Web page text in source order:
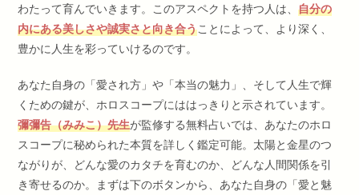
わたって育んでいきます。このアスペクトを持つ人は、自分の
内にある美しさや誠実さと向き合うことによって、より深く、
豊かに人生を彩っていけるのです。
あなた自身の「愛され方」や「本当の魅力」、そして人生で輝
くための鍵が、ホロスコープにははっきりと示されています。
彌彌告（みみこ）先生が監修する無料占いでは、あなたのホロ
スコープに秘められた本質を詳しく鑑定可能。太陽と金星のつ
ながりが、どんな愛のカタチを育むのか、どんな人間関係を引
き寄せるのか。まずは下のボタンから、あなた自身の「愛と魅